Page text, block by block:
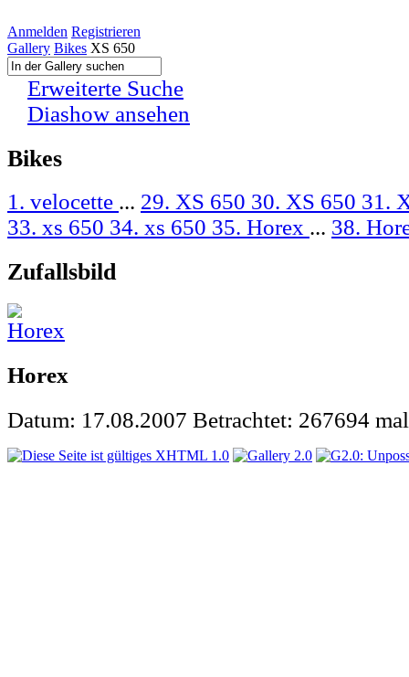
Anmelden Registrieren
Gallery Bikes XS 650
Erweiterte Suche
Diashow ansehen
Bikes
1. velocette ... 29. XS 650 30. XS 650 31.
33. xs 650 34. xs 650 35. Horex ... 38.
Zufallsbild
Horex
Datum: 17.08.2007 Betrachtet: 267694 mal